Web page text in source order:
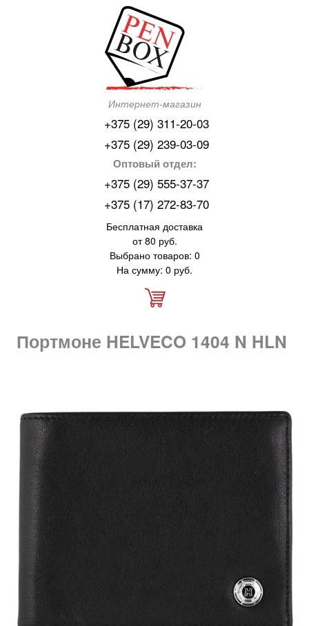
Интернет-магазин
+375 (29) 311-20-03
+375 (29) 239-03-09
Оптовый отдел:
+375 (29) 555-37-37
+375 (17) 272-83-70
Бесплатная доставка
от 80 руб.
Выбрано товаров: 0
На сумму: 0 руб.
Портмоне HELVECO 1404 N HLN